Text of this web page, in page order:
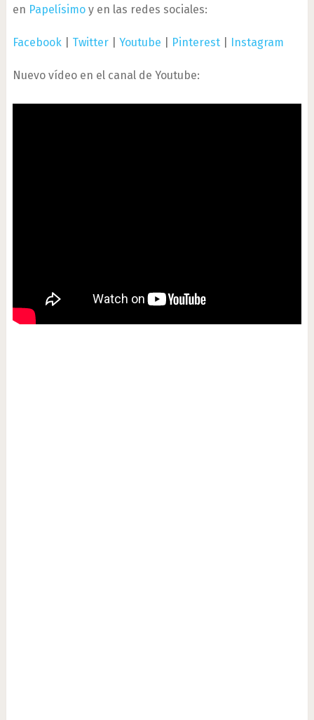
en Papelísimoy en las redes sociales:
Facebook| Twitter Youtube Pinterest| Instagram
Nuevo vídeo en el canal de Youtube: